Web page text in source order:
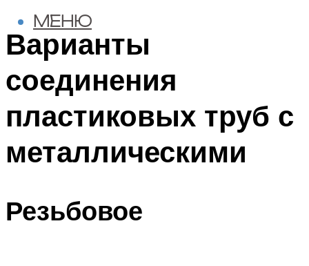
МЕНЮ
Варианты
соединения
пластиковых труб с
металлическими
Резьбовое